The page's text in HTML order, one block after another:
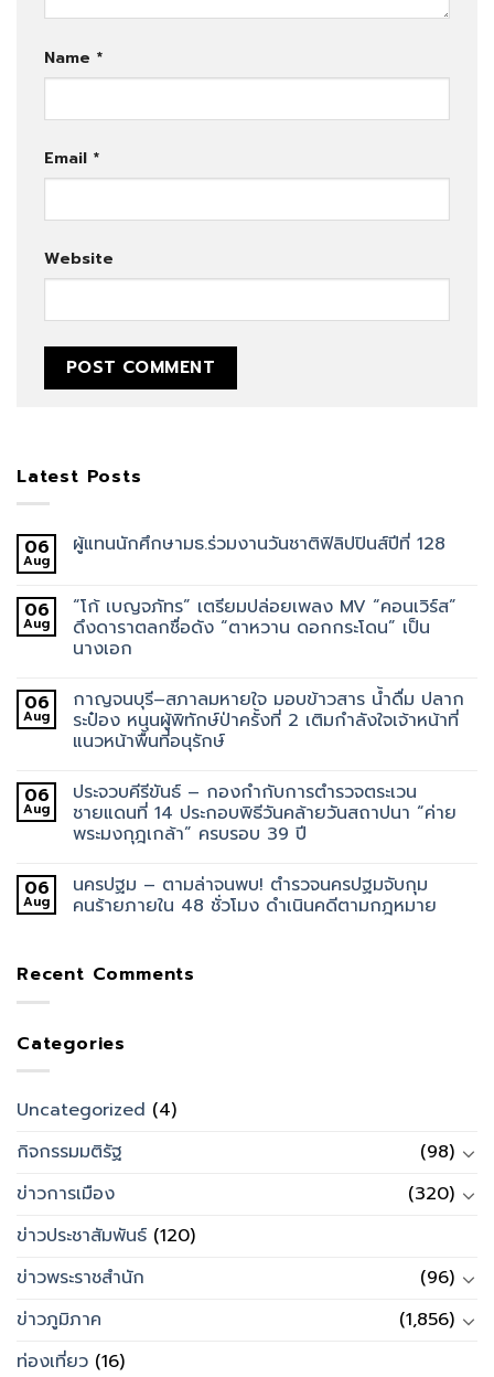
Name *
Email *
Website
Latest Posts
06
Aug
ผู้แทนนักศึกษามธ.ร่วมงานวันชาติฟิลิปปินส์ปีที่ 128
06
Aug
“โก้ เบญจภัทร” เตรียมปล่อยเพลง MV “คอนเวิร์ส”
ดึงดาราตลกชื่อดัง “ตาหวาน ดอกกระโดน” เป็น
นางเอก
06
Aug
กาญจนบุรี–สภาลมหายใจ มอบข้าวสาร น้ำดื่ม ปลาก
ระป๋อง หนุนผู้พิทักษ์ป่าครั้งที่ 2 เติมกำลังใจเจ้าหน้าที่
แนวหน้าพื้นที่อนุรักษ์
06
Aug
ประจวบคีรีขันธ์ – กองกำกับการตำรวจตระเวน
ชายแดนที่ 14 ประกอบพิธีวันคล้ายวันสถาปนา “ค่าย
พระมงกุฎเกล้า” ครบรอบ 39 ปี
06
Aug
นครปฐม – ตามล่าจนพบ! ตำรวจนครปฐมจับกุม
คนร้ายภายใน 48 ชั่วโมง ดำเนินคดีตามกฎหมาย
Recent Comments
Categories
Uncategorized (4)
กิจกรรมมติรัฐ
(98)
ข่าวการเมือง
(320)
ข่าวประชาสัมพันธ์ (120)
ข่าวพระราชสำนัก
(96)
ข่าวภูมิภาค
(1,856)
ท่องเที่ยว (16)